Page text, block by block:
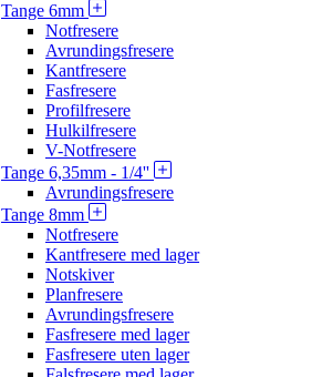
Tange 6mm
Notfresere
Avrundingsfresere
Kantfresere
Fasfresere
Profilfresere
Hulkilfresere
V-Notfresere
Tange 6,35mm - 1/4''
Avrundingsfresere
Tange 8mm
Notfresere
Kantfresere med lager
Notskiver
Planfresere
Avrundingsfresere
Fasfresere med lager
Fasfresere uten lager